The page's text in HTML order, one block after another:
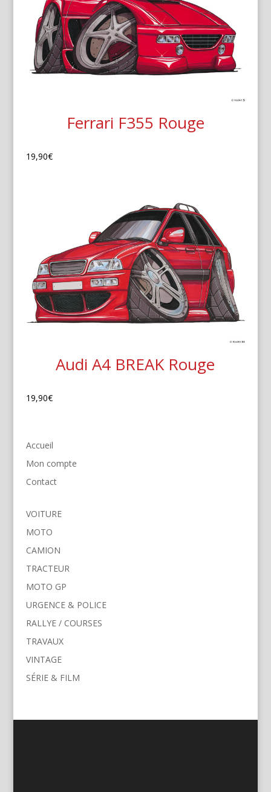
Ferrari F355 Rouge
19,90€
Audi A4 BREAK Rouge
19,90€
Accueil
Mon compte
Contact
VOITURE
MOTO
CAMION
TRACTEUR
MOTO GP
URGENCE & POLICE
RALLYE / COURSES
TRAVAUX
VINTAGE
SÉRIE & FILM